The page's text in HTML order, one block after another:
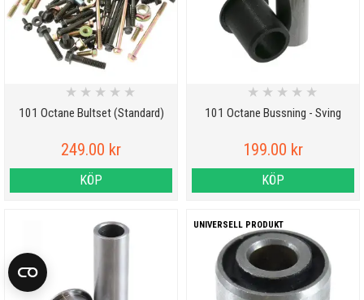
101 Octane Bultset (Standard)
★ ★ ★ ★ ★
249.00 kr
KÖP
101 Octane Bussning - Sving
★ ★ ★ ★ ★
199.00 kr
KÖP
UNIVERSELL PRODUKT